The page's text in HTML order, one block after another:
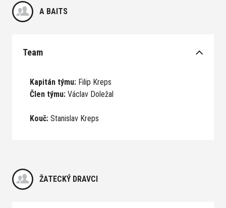
A BAITS
Team
Kapitán týmu: Filip Kreps
Člen týmu: Václav Doležal
Kouč: Stanislav Kreps
ŽATECKÝ DRAVCI